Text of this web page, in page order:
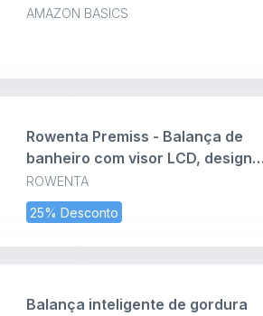
AMAZON BASICS
sem bisfenol A (BPA), de aço
ROWENTA
25% Desconto
Rowenta Premiss - Balança de
banheiro com visor LCD, design
fino de 2cm de altura, até 150 kg
e precisão de 100 g, liga e
desliga automático, Preto
BS1400
Balança inteligente de gordura